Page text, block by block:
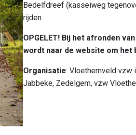
Bedelfdreef (kasseiweg
rijden.
OPGELET! Bij het afronden
wordt naar de website om
Organisatie: Vloethemveld vzw
Jabbeke, Zedelgem, vzw